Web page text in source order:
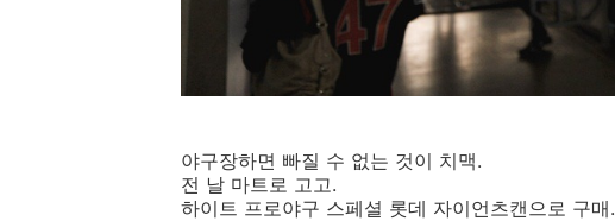
야구장하면 빠질 수 없는 것이 치맥.
전 날 마트로 고고.
하이트 프로야구 스페셜 롯데 자이언츠캔으로 구매.